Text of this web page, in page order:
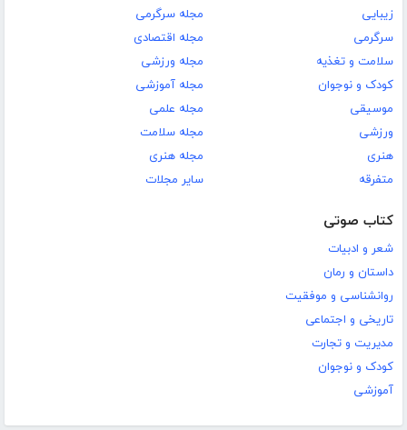
زیبایی
سرگرمی
سلامت و تغذیه
کودک و نوجوان
موسیقی
ورزشی
هنری
متفرقه
مجله سرگرمی
مجله اقتصادی
مجله ورزشی
مجله آموزشی
مجله علمی
مجله سلامت
مجله هنری
سایر مجلات
کتاب صوتی
شعر و ادبیات
داستان و رمان
روانشناسی و موفقیت
تاریخی و اجتماعی
مدیریت و تجارت
کودک و نوجوان
آموزشی